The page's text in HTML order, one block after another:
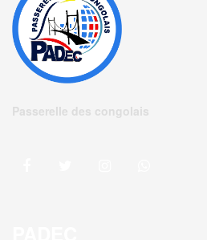
Passerelle des congolais